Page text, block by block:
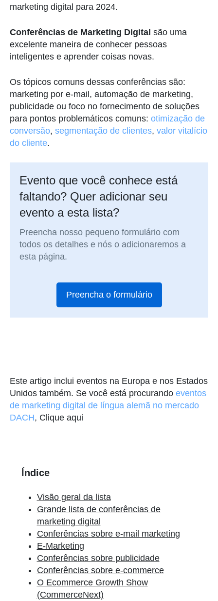
marketing digital para 2024.
Conferências de Marketing Digital são uma
excelente maneira de conhecer pessoas
inteligentes e aprender coisas novas.
Os tópicos comuns dessas conferências são:
marketing por e-mail, automação de marketing,
publicidade ou foco no fornecimento de soluções
para pontos problemáticos comuns: otimização de
conversão, segmentação de clientes, valor vitalício
do cliente.
Evento que você conhece está
faltando? Quer adicionar seu
evento a esta lista?
Preencha nosso pequeno formulário com
todos os detalhes e nós o adicionaremos a
esta página.
Preencha o formulário
Este artigo inclui eventos na Europa e nos Estados
Unidos também. Se você está procurando eventos
de marketing digital de língua alemã no mercado
DACH, Clique aqui
Índice
Visão geral da lista
Grande lista de conferências de
marketing digital
Conferências sobre e-mail marketing
E-Marketing
Conferências sobre publicidade
Conferências sobre e-commerce
O Ecommerce Growth Show
(CommerceNext)